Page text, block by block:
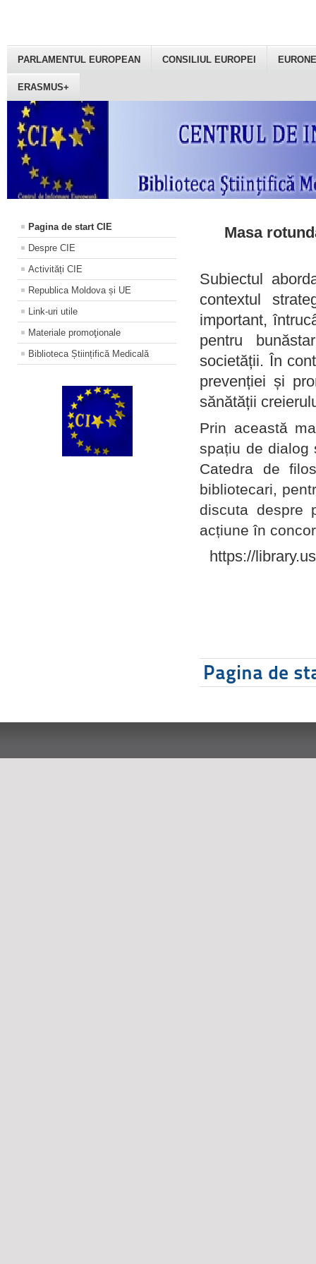
PARLAMENTUL EUROPEAN CONSILIUL EUROPEI
ERASMUS+
Pagina de start CIE
Despre CIE
Activități CIE
Republica Moldova și UE
Link-uri utile
Materiale promoţionale
Biblioteca Științifică Medicală
Masa
Subiectul
contextul
important,
pentru
societății. În
prevenției și
sănătății
Prin această
spațiu de dialog
Catedra de
bibliotecari,
discuta despre
acțiune în
https://
Pagina de